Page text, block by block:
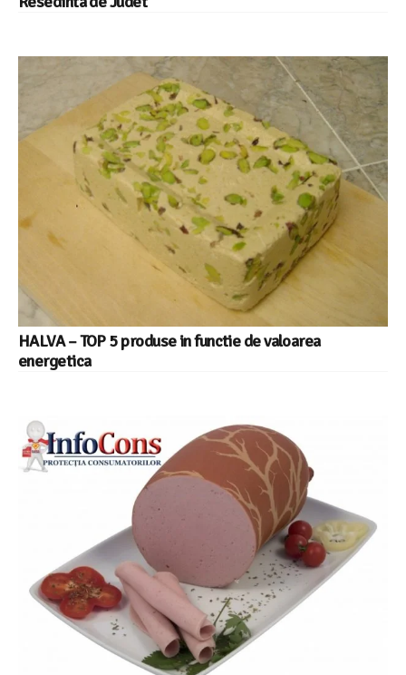
HALVA – TOP 5 produse in functie de valoarea
energetica